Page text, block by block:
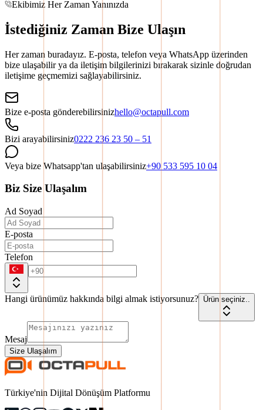
Ekibimiz Her Zaman Yanınızda
İstediğiniz Zaman Bize Ulaşın
Her zaman buradayız. E-posta, telefon veya WhatsApp üzerinden
bize ulaşabilir ya da iletişim bilgilerinizi bırakarak sizinle doğrudan
iletişime geçmemizi sağlayabilirsiniz.
Bize e-posta gönderebilirsinizhello@octapull.com
Bizi arayabilirsiniz0222 236 23 50 – 51
Veya bize Whatsapp'tan ulaşabilirsiniz+90 533 595 10 04
Biz Size Ulaşalım
Ad Soyad
E-posta
Telefon
Hangi ürünümüz hakkında bilgi almak istiyorsunuz? Ürün seçiniz..
Mesaj
Size Ulaşalım
Türkiye'nin Dijital Dönüşüm Platformu